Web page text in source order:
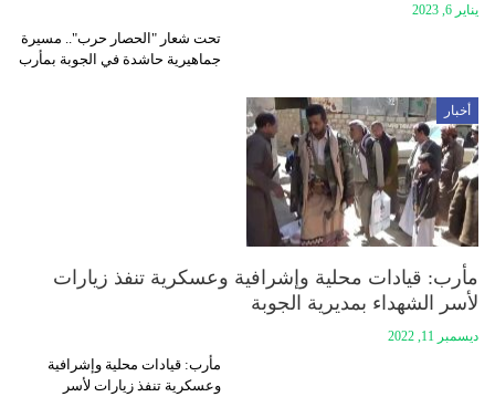
يناير 6, 2023
تحت شعار "الحصار حرب".. مسيرة
جماهيرية حاشدة في الجوبة بمأرب
أخبار
مأرب: قيادات محلية وإشرافية وعسكرية تنفذ زيارات
لأسر الشهداء بمديرية الجوبة
ديسمبر 11, 2022
مأرب: قيادات محلية وإشرافية
وعسكرية تنفذ زيارات لأسر